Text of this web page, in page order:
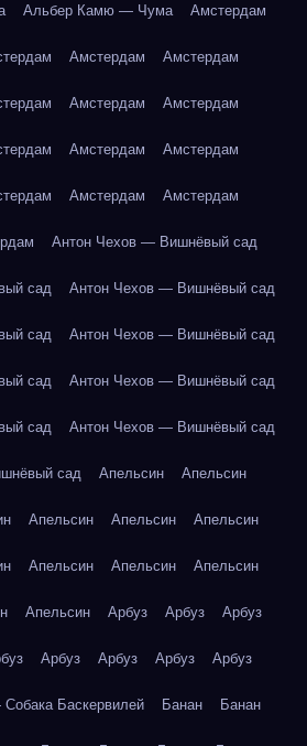
Альбер Камю — Чума Амстердам
Амстердам Амстердам
Амстердам Амстердам
Амстердам Амстердам
Амстердам Амстердам
Антон Чехов — Вишнёвый сад
сад Антон Чехов — Вишнёвый сад
сад Антон Чехов — Вишнёвый сад
сад Антон Чехов — Вишнёвый сад
сад Антон Чехов — Вишнёвый сад
сад Апельсин Апельсин
Апельсин Апельсин Апельсин
Апельсин Апельсин Апельсин
Апельсин Арбуз Арбуз Арбуз
Арбуз Арбуз Арбуз Арбуз
Баскервилей Банан Банан